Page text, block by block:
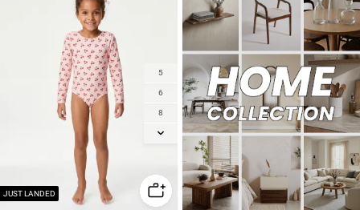
JUST LANDED
5
6
8
10